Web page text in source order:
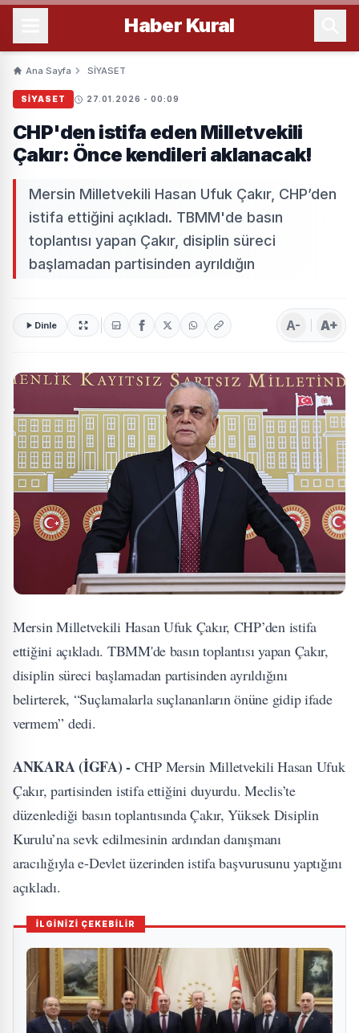
Haber Kural
Ana Sayfa SİYASET
SİYASET 27.01.2026 - 00:09
CHP'den istifa eden Milletvekili
Çakır: Önce kendileri aklanacak!
Mersin Milletvekili Hasan Ufuk Çakır, CHP’den
istifa ettiğini açıkladı. TBMM'de basın
toplantısı yapan Çakır, disiplin süreci
başlamadan partisinden ayrıldığın
Dinle A- A+
Mersin Milletvekili Hasan Ufuk Çakır, CHP’den istifa
ettiğini açıkladı. TBMM'de basın toplantısı yapan Çakır,
disiplin süreci başlamadan partisinden ayrıldığını
belirterek, “Suçlamalarla suçlananların önüne gidip ifade
vermem” dedi.
ANKARA (İGFA) - CHP Mersin Milletvekili Hasan Ufuk
Çakır, partisinden istifa ettiğini duyurdu. Meclis’te
düzenlediği basın toplantısında Çakır, Yüksek Disiplin
Kurulu’na sevk edilmesinin ardından danışmanı
aracılığıyla e-Devlet üzerinden istifa başvurusunu yaptığını
açıkladı.
İLGİNİZİ ÇEKEBİLİR